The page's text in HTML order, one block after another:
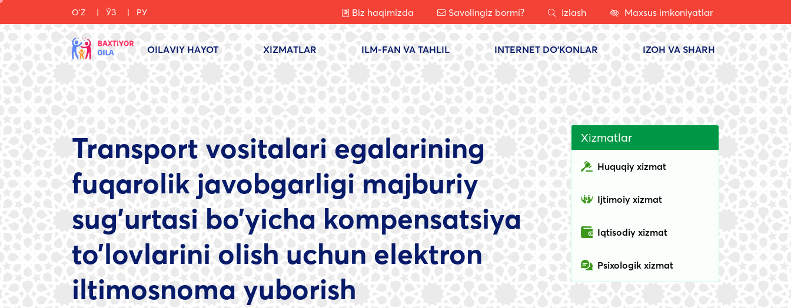
OʻZ ЎЗ РУ Biz haqimizda Savolingiz bormi? Izlash Maxsus imkoniyatlar
OILAVIY HAYOT XIZMATLAR ILM-FAN VA TAHLIL INTERNET DO'KONLAR IZOH VA SHARH
Transport vositalari egalarining
fuqarolik javobgarligi majburiy
sug’urtasi bo’yicha kompensatsiya
to’lovlarini olish uchun elektron
iltimosnoma yuborish
Xizmatlar
Huquqiy xizmat
Ijtimoiy xizmat
Iqtisodiy xizmat
Psixologik xizmat